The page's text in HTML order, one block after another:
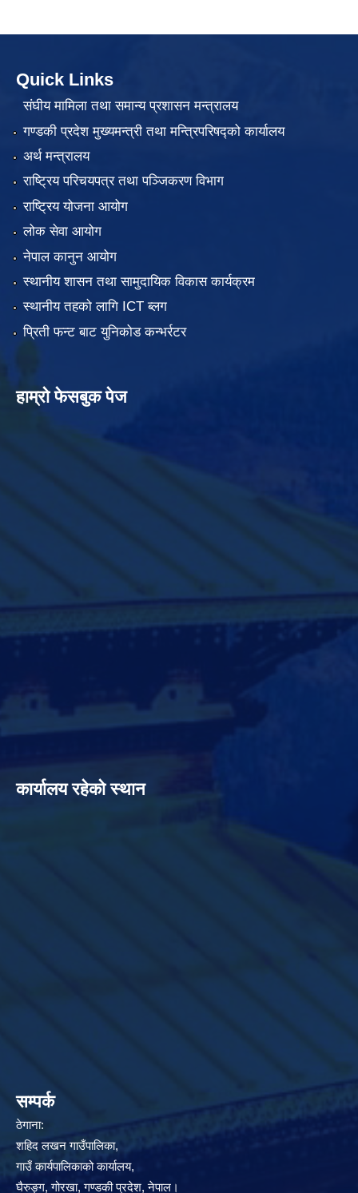
Quick Links
संघीय मामिला तथा समान्य प्रशासन मन्त्रालय
गण्डकी प्रदेश मुख्यमन्त्री तथा मन्त्रिपरिषद्को कार्यालय
अर्थ मन्त्रालय
राष्ट्रिय परिचयपत्र तथा पञ्जिकरण विभाग
राष्ट्रिय योजना आयोग
लोक सेवा आयोग
नेपाल कानुन आयोग
स्थानीय शासन तथा सामुदायिक विकास कार्यक्रम
स्थानीय तहको लागि ICT ब्लग
प्रिती फन्ट बाट युनिकोड कन्भर्रटर
हाम्रो फेसबुक पेज
कार्यालय रहेको स्थान
सम्पर्क
ठेगाना:
शहिद लखन गाउँपालिका,
गाउँ कार्यपालिकाको कार्यालय,
घैरुङ्ग, गोरखा, गण्डकी प्रदेश, नेपाल।